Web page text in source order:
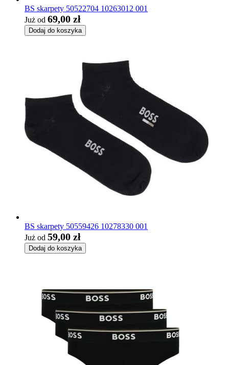
BS skarpety 50522704 10263012 001
Już od 69,00 zł
Dodaj do koszyka
BS skarpety 50559426 10278330 001
Już od 59,00 zł
Dodaj do koszyka